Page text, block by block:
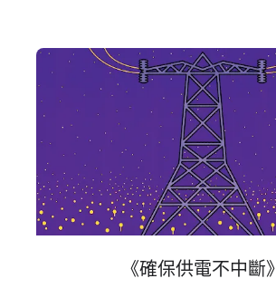
《確​保​供​電不​中斷》